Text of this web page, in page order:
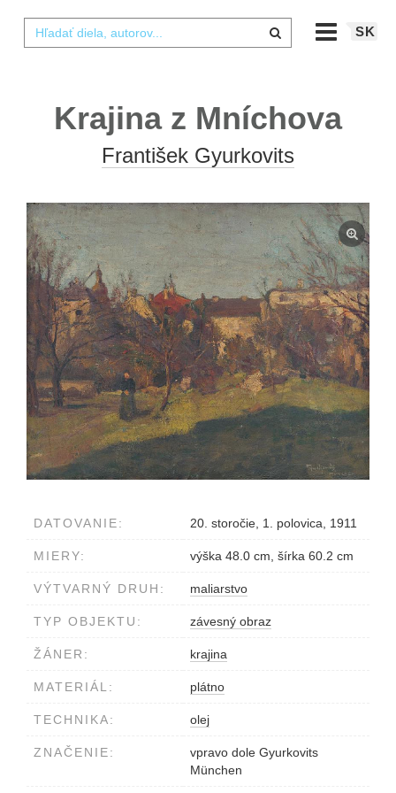
SK
Krajina z Mníchova
František Gyurkovits
DATOVANIE: 20. storočie, 1. polovica, 1911
MIERY: výška 48.0 cm, šírka 60.2 cm
VÝTVARNÝ DRUH: maliarstvo
TYP OBJEKTU: závesný obraz
ŽÁNER: krajina
MATERIÁL: plátno
TECHNIKA: olej
ZNAČENIE:
vpravo dole Gyurkovits
München